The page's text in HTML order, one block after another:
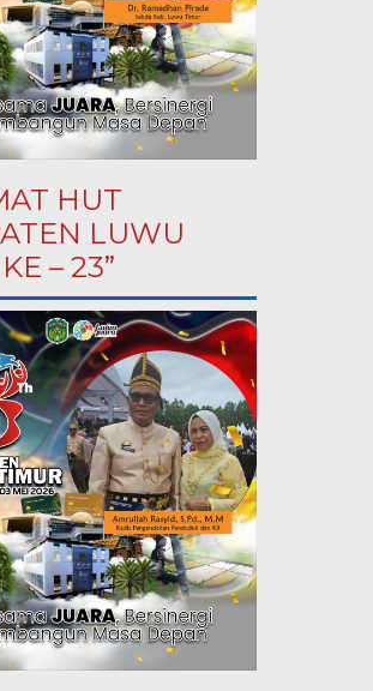
HUT
LUWU
– 23”